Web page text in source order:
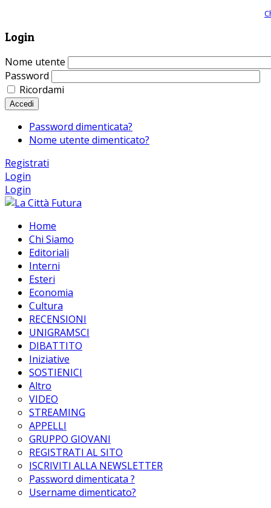
Login
Nome utente
Password
Ricordami
Accedi
Password dimenticata?
Nome utente dimenticato?
Registrati
Login
Login
Home
Chi Siamo
Editoriali
Interni
Esteri
Economia
Cultura
RECENSIONI
UNIGRAMSCI
DIBATTITO
Iniziative
SOSTIENICI
Altro
VIDEO
STREAMING
APPELLI
GRUPPO GIOVANI
REGISTRATI AL SITO
ISCRIVITI ALLA NEWSLETTER
Password dimenticata ?
Username dimenticato?